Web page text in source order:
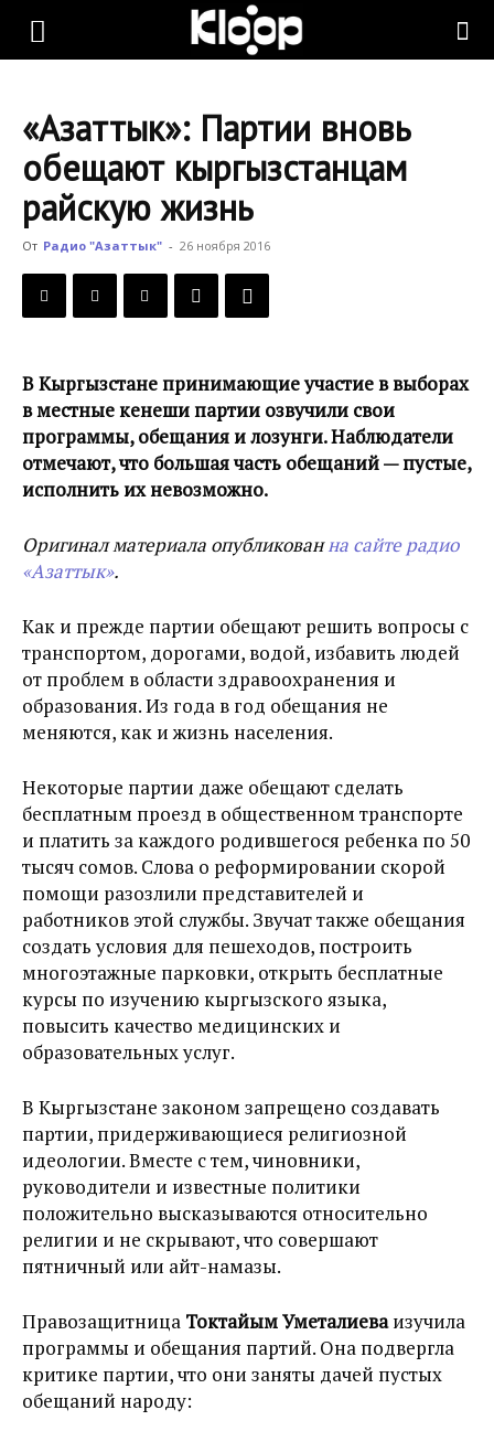
KLOOP.KG
Новости
Кыргызстана
«Азаттык»: Партии вновь
обещают кыргызстанцам
райскую жизнь
От Радио "Азаттык" - 26 ноября 2016
В Кыргызстане принимающие участие в выборах
в местные кенеши партии озвучили свои
программы, обещания и лозунги. Наблюдатели
отмечают, что большая часть обещаний — пустые,
исполнить их невозможно.
Оригинал материала опубликованна сайте радио
«Азаттык».
Как и прежде партии обещают решить вопросы с
транспортом, дорогами, водой, избавить людей
от проблем в области здравоохранения и
образования. Из года в год обещания не
меняются, как и жизнь населения.
Некоторые партии даже обещают сделать
бесплатным проезд в общественном транспорте
и платить за каждого родившегося ребенка по 50
тысяч сомов. Слова о реформировании скорой
помощи разозлили представителей и
работников этой службы. Звучат также обещания
создать условия для пешеходов, построить
многоэтажные парковки, открыть бесплатные
курсы по изучению кыргызского языка,
повысить качество медицинских и
образовательных услуг.
В Кыргызстане законом запрещено создавать
партии, придерживающиеся религиозной
идеологии. Вместе с тем, чиновники,
руководители и известные политики
положительно высказываются относительно
религии и не скрывают, что совершают
пятничный или айт-намазы.
Правозащитница Токтайым Уметалиеваизучила
программы и обещания партий. Она подвергла
критике партии, что они заняты дачей пустых
обещаний народу: